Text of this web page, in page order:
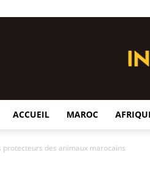
ACCUEIL MAROC
protecteurs des animaux marocains